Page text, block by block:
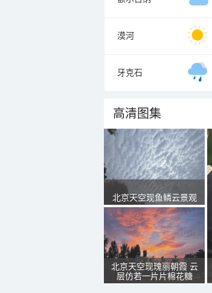
漠河
牙克石
高清图集
北京天空现鱼鳞云景观
北京天空现瑰丽朝霞 云
层仿若一片片棉花糖